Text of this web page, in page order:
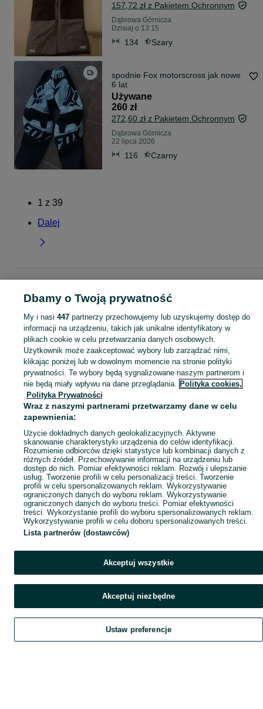
157,72 zł z Pakietem Ochronnym
Dąbrowa Górnicza
Dzisiaj o 13:15
134 Szary
spodnie Fox motorscross jak nowe
6 lat
Używane
260 zł
272,60 zł z Pakietem Ochronnym
Dąbrowa Górnicza
22 lipca 2026
116 Czarny
1 z 39
Dalej
Spodnie
Spodnie - Śląskie Spodnie - Dąbrowa Górnicza
KATEGORIA
ubranko do chrztu dla chłopca,ubranka na roczek dla chłopca Zobacz
Mapa kategorii
Mapa miejscowości
Mapa ministron
Popularne wyszukiwania
Szukaj Obserwujesz Dodaj Czat Konto
Dbamy o Twoją prywatność
My i nasi 447partnerzy przechowujemy lub uzyskujemy dostęp do
informacji na urządzeniu, takich jak unikalne identyfikatory w
plikach cookie w celu przetwarzania danych osobowych.
Użytkownik może zaakceptować wybory lub zarządzać nimi,
klikając poniżej lub w dowolnym momencie na stronie polityki
prywatności. Te wybory będą sygnalizowane naszym partnerom i
nie będą miały wpływu na dane przeglądania. Polityka cookies,
Polityka Prywatności
Wraz z naszymi partnerami przetwarzamy dane w celu
zapewnienia:
Użycie dokładnych danych geolokalizacyjnych. Aktywne
skanowanie charakterystyki urządzenia do celów identyfikacji.
Rozumienie odbiorców dzięki statystyce lub kombinacji danych z
różnych źródeł. Przechowywanie informacji na urządzeniu lub
dostęp do nich. Pomiar efektywności reklam. Rozwój i ulepszanie
usług. Tworzenie profili w celu personalizacji treści. Tworzenie
profili w celu spersonalizowanych reklam. Wykorzystywanie
ograniczonych danych do wyboru reklam. Wykorzystywanie
ograniczonych danych do wyboru treści. Pomiar efektywności
treści. Wykorzystanie profili do wyboru spersonalizowanych reklam.
Wykorzystywanie profili w celu doboru spersonalizowanych treści.
Lista partnerów (dostawców)
Akceptuj wszystkie
Akceptuj niezbędne
Ustaw preferencje